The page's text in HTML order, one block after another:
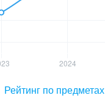
Рейтинг по предметах